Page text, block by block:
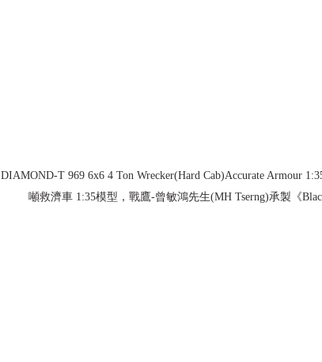
DIAMOND-T 969 6x6 4 Ton Wrecker(Hard Cab)Accurate Armour
噸救濟車 1:35模型，戰鷹-曾敏鴻先生(MH Tserng)承製《